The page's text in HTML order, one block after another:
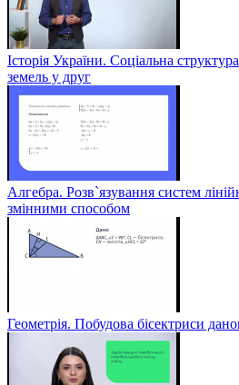
Історія України. Соціальна
земель у друг
Алгебра. Розв`язування систем
змінними способом
Геометрія. Побудова бісектриси